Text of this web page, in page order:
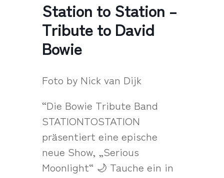
Station to Station –
Tribute to David
Bowie
Foto by Nick van Dijk
“Die Bowie Tribute Band
STATIONTOSTATION
präsentiert eine epische
neue Show, „Serious
Moonlight“ 🌙 Tauche ein in